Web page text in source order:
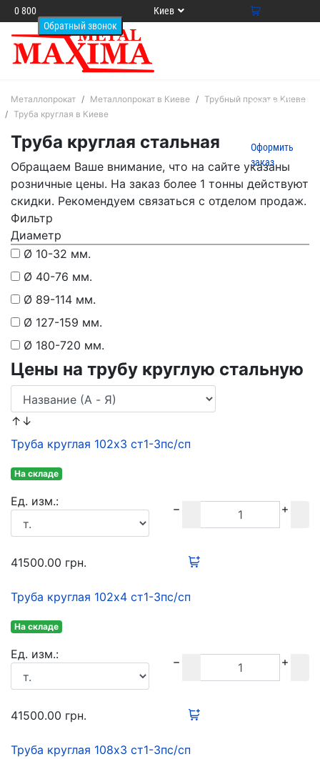
0 800
33 64
13
Киев
корзине0на
Оформить
заказ
Металлопрокат Металлопрокат в Киеве
Трубный прокат в Киеве
Труба круглая в Киеве
Труба круглая стальная
Обращаем Ваше внимание, что на сайте указаны
розничные цены. На заказ более 1 тонны действуют
скидки. Рекомендуем связаться с отделом продаж.
Фильтр
Диаметр
Ø 10-32 мм.
Ø 40-76 мм.
Ø 89-114 мм.
Ø 127-159 мм.
Ø 180-720 мм.
Цены на трубу круглую стальную
↑↓
Труба круглая 102х3 ст1-3пс/сп
На складе
Ед. изм.:
41500.00 грн.
Труба круглая 102х4 ст1-3пс/сп
На складе
Ед. изм.:
41500.00 грн.
Труба круглая 108х3 ст1-3пс/сп